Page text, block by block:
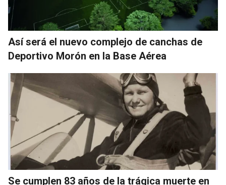
Así será el nuevo complejo de canchas de
Deportivo Morón en la Base Aérea
Se cumplen 83 años de la trágica muerte en